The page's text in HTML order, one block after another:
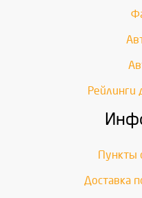
Рейлинги
Пункты
Доставка